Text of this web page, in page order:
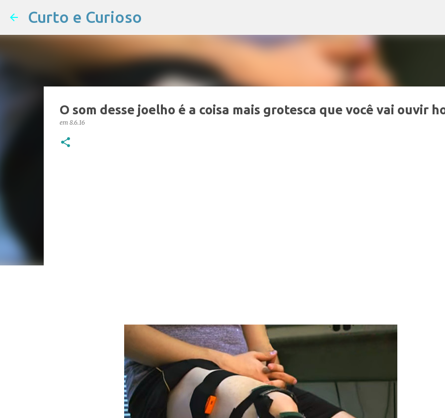
Curto e Curioso
O som desse joelho é a coisa mais grotesca que você vai ouvir
em 8.6.16